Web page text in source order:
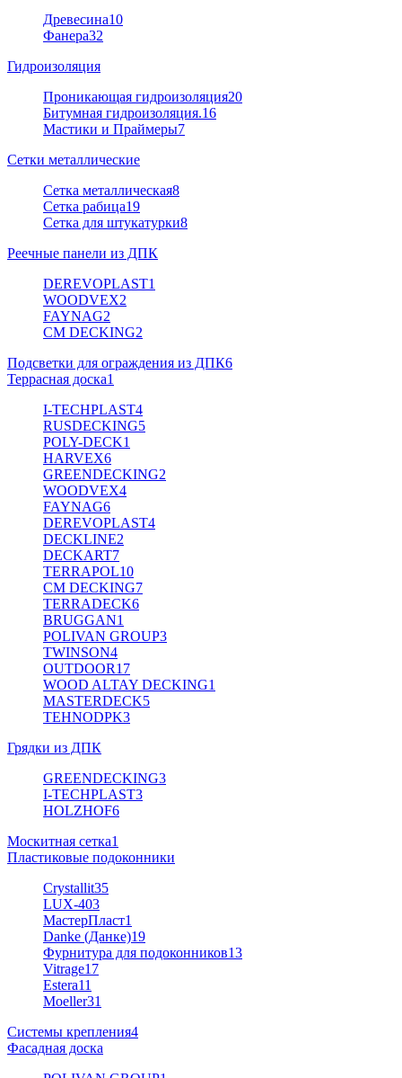
Древесина10
Фанера32
Гидроизоляция
Проникающая гидроизоляция20
Битумная гидроизоляция.16
Мастики и Праймеры7
Сетки металлические
Сетка металлическая8
Сетка рабица19
Сетка для штукатурки8
Реечные панели из ДПК
DEREVOPLAST1
WOODVEX2
FAYNAG2
CM DECKING2
Подсветки для ограждения из ДПК6
Террасная доска1
I-TECHPLAST4
RUSDECKING5
POLY-DECK1
HARVEX6
GREENDECKING2
WOODVEX4
FAYNAG6
DEREVOPLAST4
DECKLINE2
DECKART7
TERRAPOL10
CM DECKING7
TERRADECK6
BRUGGAN1
POLIVAN GROUP3
TWINSON4
OUTDOOR17
WOOD ALTAY DECKING1
MASTERDECK5
TEHNODPK3
Грядки из ДПК
GREENDECKING3
I-TECHPLAST3
HOLZHOF6
Москитная сетка1
Пластиковые подоконники
Crystallit35
LUX-403
МастерПласт1
Danke (Данке)19
Фурнитура для подоконников13
Vitrage17
Estera11
Moeller31
Системы крепления4
Фасадная доска